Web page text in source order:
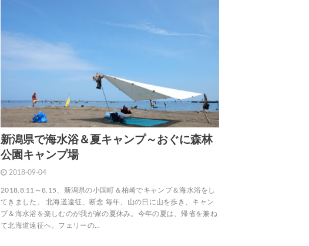
新潟県で海水浴＆夏キャンプ～おぐに森林
公園キャンプ場
2018-09-04
2018.8.11～8.15、新潟県の小国町＆柏崎でキャンプ＆海水浴をし
てきました。 北海道遠征、断念 毎年、山の日に山を歩き、キャン
プ＆海水浴を楽しむのが我が家の夏休み。今年の夏は、帰省を兼ね
て北海道遠征へ。フェリーの…